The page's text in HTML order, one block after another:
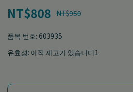
NT$808 NT$950
품목 번호: 603935
유효성: 아직 재고가 있습니다1